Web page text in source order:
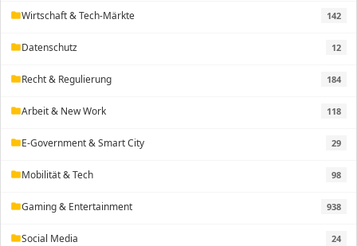
folderWirtschaft & Tech-Märkte 142
folderDatenschutz 12
folderRecht & Regulierung 184
folderArbeit & New Work 118
folderE-Government & Smart City 29
folderMobilität & Tech 98
folderGaming & Entertainment 938
folderSocial Media 24